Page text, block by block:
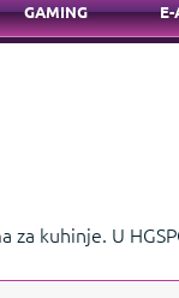
GAMING E-
kuhinje. U